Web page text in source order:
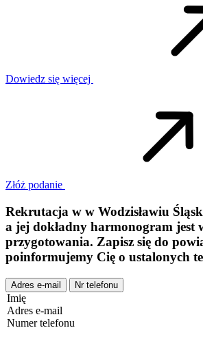
Dowiedz się więcej
Złóż podanie
Rekrutacja w w Wodzisławiu
a jej dokładny harmonogram jest
przygotowania. Zapisz się do
poinformujemy Cię o ustalonych
Adres e-mail Nr telefonu
Imię
Adres e-mail
Numer telefonu